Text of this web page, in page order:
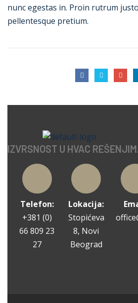
nunc egestas in. Proin rutrum
pellentesque pretium.
IZVRSNOST U HVAC
Telefon:
+381 (0)
66 809 23
27
Lokacija:
Stopićeva
8, Novi
Beograd